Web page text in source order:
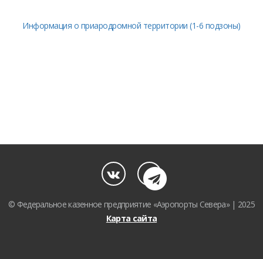
Информация о приародромной территории (1-6 подзоны)
© Федеральное казенное предприятие «Аэропорты Севера» | 2025
Карта сайта